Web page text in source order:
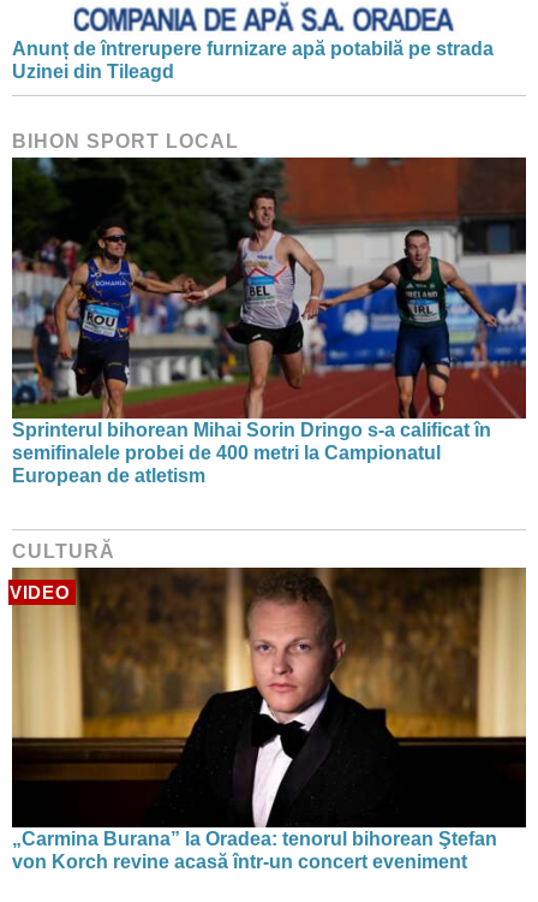
Anunț de întrerupere furnizare apă potabilă pe strada
Uzinei din Tileagd
BIHON SPORT LOCAL
Sprinterul bihorean Mihai Sorin Dringo s-a calificat în
semifinalele probei de 400 metri la Campionatul
European de atletism
CULTURĂ
VIDEO
„Carmina Burana” la Oradea: tenorul bihorean Ştefan
von Korch revine acasă într-un concert eveniment